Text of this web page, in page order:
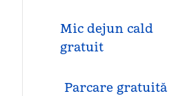
Mic dejun cald
gratuit
Parcare gratuită